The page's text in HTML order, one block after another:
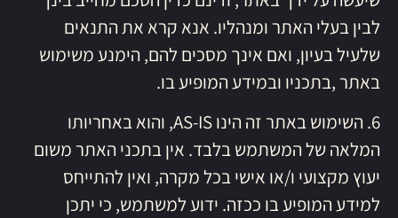
לבין בעלי האתר ומנהליו. אנא קרא את התנאים
שלעיל בעיון, ואם אינך מסכים להם, הימנע משימוש
באתר ,בתכניו ובמידע המופיע בו.
6. השימוש באתר זה הינו AS-IS, והוא באחריותו
המלאה של המשתמש בלבד. אין בתכני האתר משום
יעוץ מקצועי ו/או אישי בכל מקרה, ואין להתייחס
למידע המופיע בו ככזה. ידוע למשתמש, כי יתכן